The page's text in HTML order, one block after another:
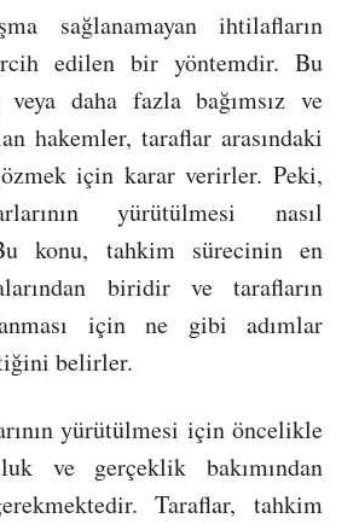
sağlanamayan ihtilafların
edilen bir yöntemdir. Bu
daha fazla bağımsız ve
hakemler, taraflar arasındaki
için karar verirler. Peki,
yürütülmesi nasıl
konu, tahkim sürecinin en
biridir ve tarafların
için ne gibi adımlar
belirler.
yürütülmesi için öncelikle
ve gerçeklik bakımından
Taraflar, tahkim